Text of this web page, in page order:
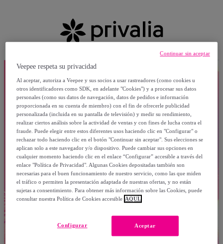
Veepee respeta su privacidad
Al aceptar, autoriza a Veepee y sus socios a usar rastreadores (como cookies u
otros identificadores como SDK, en adelante "Cookies") y a procesar sus datos
personales (como sus datos de navegación, datos de pedidos e información
proporcionada en su cuenta de miembro) con el fin de ofrecerle publicidad
personalizada (incluida en su pantalla de televisión) y medir su rendimiento,
realizar ciertos análisis sobre la actividad de ventas y con fines de lucha contra el
fraude. Puede elegir entre estos diferentes usos haciendo clic en "Configurar" o
rechazar todo haciendo clic en el botón "Continuar sin aceptar". Sus elecciones se
aplican solo a este navegador y/o dispositivo. Puede cambiar sus opciones en
cualquier momento haciendo clic en el enlace “Configurar” accesible a través del
enlace "Política de Privacidad". Algunas Cookies depositadas también son
necesarias para el buen funcionamiento de nuestro servicio, como las que miden
el tráfico o permiten la presentación adaptada de nuestras ofertas, y no están
sujetas a consentimiento. Para obtener más información sobre las Cookies, puede
consultar nuestra Política de Cookies accesible AQUÍ.
Aceptar
Configurar
Continuar sin aceptar